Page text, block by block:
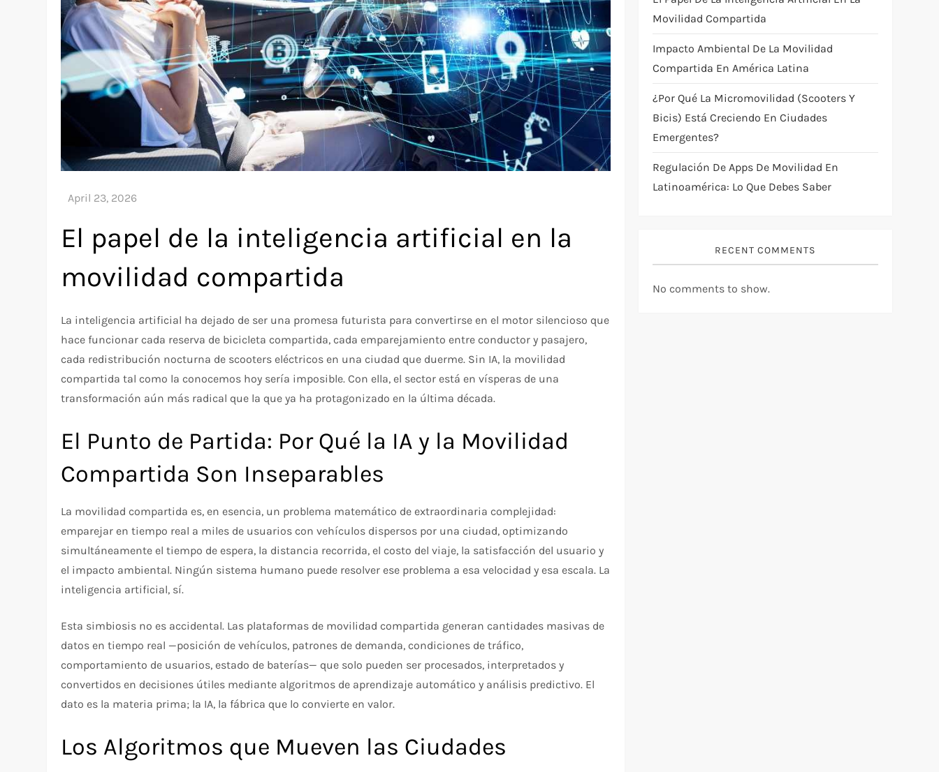
El papel de la inteligencia artificial en la
movilidad compartida
La inteligencia artificial ha dejado de ser una promesa futurista para convertirse en el motor silencioso que
hace funcionar cada reserva de bicicleta compartida, cada emparejamiento entre conductor y pasajero,
cada redistribución nocturna de scooters eléctricos en una ciudad que duerme. Sin IA, la movilidad
compartida tal como la conocemos hoy sería imposible. Con ella, el sector está en vísperas de una
transformación aún más radical que la que ya ha protagonizado en la última década.
El Punto de Partida: Por Qué la IA y la Movilidad
Compartida Son Inseparables
La movilidad compartida es, en esencia, un problema matemático de extraordinaria complejidad:
emparejar en tiempo real a miles de usuarios con vehículos dispersos por una ciudad, optimizando
simultáneamente el tiempo de espera, la distancia recorrida, el costo del viaje, la satisfacción del usuario y
el impacto ambiental. Ningún sistema humano puede resolver ese problema a esa velocidad y esa escala. La
inteligencia artificial, sí.
Esta simbiosis no es accidental. Las plataformas de movilidad compartida generan cantidades masivas de
datos en tiempo real —posición de vehículos, patrones de demanda, condiciones de tráfico,
comportamiento de usuarios, estado de baterías— que solo pueden ser procesados, interpretados y
convertidos en decisiones útiles mediante algoritmos de aprendizaje automático y análisis predictivo. El
dato es la materia prima; la IA, la fábrica que lo convierte en valor.
Los Algoritmos que Mueven las Ciudades
Movilidad Compartida
Impacto Ambiental De La Movilidad
Compartida En América Latina
¿Por Qué La Micromovilidad (scooters Y
Bicis) Está Creciendo En Ciudades
Emergentes?
Regulación De Apps De Movilidad En
Latinoamérica: Lo Que Debes Saber
RECENT COMMENTS
No comments to show.